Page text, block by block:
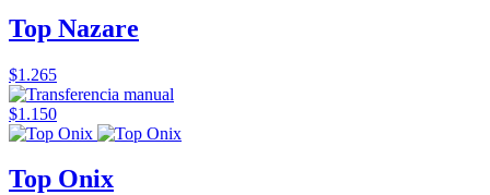
Top Nazare
$1.265
$1.150
Top Onix